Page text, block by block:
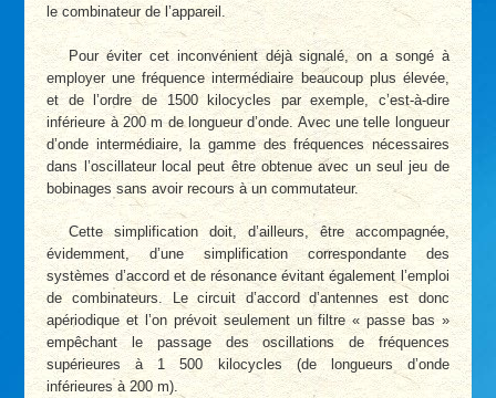
le combinateur de l’appareil.
Pour éviter cet inconvénient déjà signalé, on a songé à
employer une fréquence intermédiaire beaucoup plus élevée,
et de l’ordre de 1500 kilocycles par exemple, c’est-à-dire
inférieure à 200 m de longueur d’onde. Avec une telle longueur
d’onde intermédiaire, la gamme des fréquences nécessaires
dans l’oscillateur local peut être obtenue avec un seul jeu de
bobinages sans avoir recours à un commutateur.
Cette simplification doit, d’ailleurs, être accompagnée,
évidemment, d’une simplification correspondante des
systèmes d’accord et de résonance évitant également l’emploi
de combinateurs. Le circuit d’accord d’antennes est donc
apériodique et l’on prévoit seulement un filtre « passe bas »
empêchant le passage des oscillations de fréquences
supérieures à 1 500 kilocycles (de longueurs d’onde
inférieures à 200 m).